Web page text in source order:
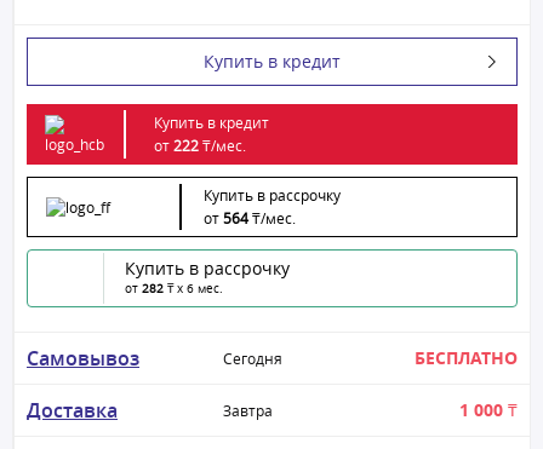
Купить в кредит
Купить в кредит
от222₸/мес.
Купить в рассрочку
от564₸/мес.
Купить в рассрочку
от 282 ₸ x 6 мес.
Самовывоз Сегодня БЕСПЛАТНО
Доставка Завтра 1 000 ₸